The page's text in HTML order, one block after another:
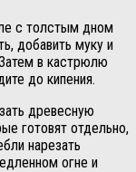
с толстым дном
добавить муку и
в кастрюлю
до кипения.
древесную
готовят отдельно,
нарезать
огне и